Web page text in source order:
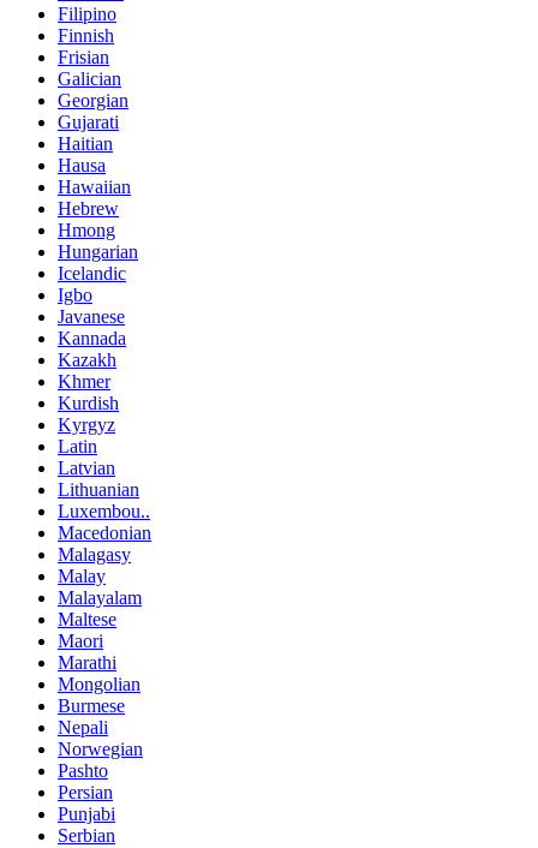
Filipino
Finnish
Frisian
Galician
Georgian
Gujarati
Haitian
Hausa
Hawaiian
Hebrew
Hmong
Hungarian
Icelandic
Igbo
Javanese
Kannada
Kazakh
Khmer
Kurdish
Kyrgyz
Latin
Latvian
Lithuanian
Luxembou..
Macedonian
Malagasy
Malay
Malayalam
Maltese
Maori
Marathi
Mongolian
Burmese
Nepali
Norwegian
Pashto
Persian
Punjabi
Serbian